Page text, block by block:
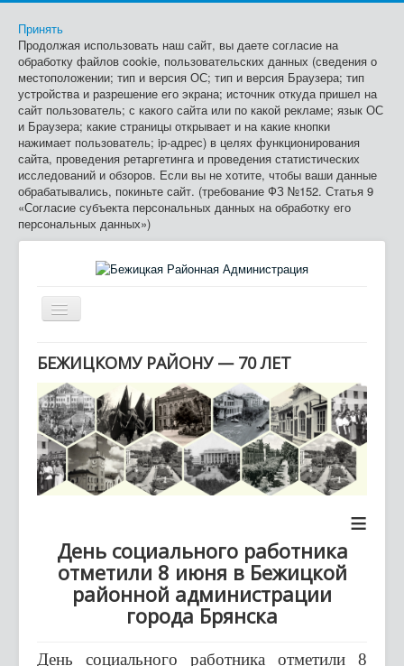
Принять
Продолжая использовать наш сайт, вы даете согласие на
обработку файлов cookie, пользовательских данных (сведения о
местоположении; тип и версия ОС; тип и версия Браузера; тип
устройства и разрешение его экрана; источник откуда пришел на
сайт пользователь; с какого сайта или по какой рекламе; язык ОС
и Браузера; какие страницы открывает и на какие кнопки
нажимает пользователь; ip-адрес) в целях функционирования
сайта, проведения ретаргетинга и проведения статистических
исследований и обзоров. Если вы не хотите, чтобы ваши данные
обрабатывались, покиньте сайт. (требование ФЗ №152. Статья 9
«Согласие субъекта персональных данных на обработку его
персональных данных»)
Включить/
выключить
БЕЖИЦКОМУ РАЙОНУ — 70 ЛЕТ
≡
День социального работника
отметили 8 июня в Бежицкой
районной администрации
города Брянска
День социального работника отметили 8